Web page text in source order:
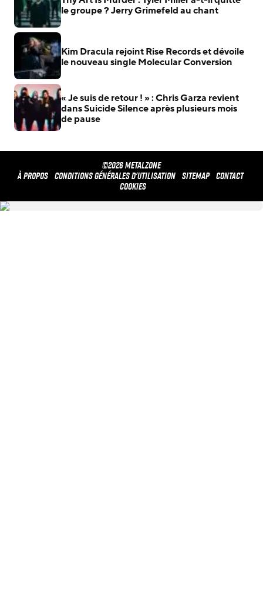
le groupe ? Jerry Grimefeld au chant
Kim Dracula rejoint Rise Records et dévoile
le nouveau single Molecular Conversion
« Je suis de retour ! » : Chris Garza revient
dans Suicide Silence après plusieurs mois
de pause
©2026 METALZONE
À propos Conditions générales d'utilisation Sitemap Contact
Cookies